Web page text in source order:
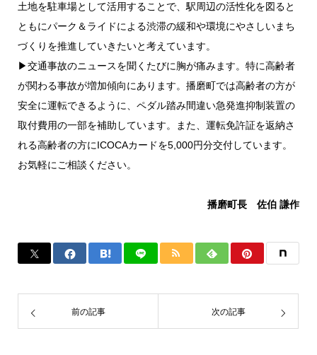
土地を駐車場として活用することで、駅周辺の活性化を図ると
ともにパーク＆ライドによる渋滞の緩和や環境にやさしいまち
づくりを推進していきたいと考えています。
▶交通事故のニュースを聞くたびに胸が痛みます。特に高齢者
が関わる事故が増加傾向にあります。播磨町では高齢者の方が
安全に運転できるように、ペダル踏み間違い急発進抑制装置の
取付費用の一部を補助しています。また、運転免許証を返納さ
れる高齢者の方にICOCAカードを5,000円分交付しています。
お気軽にご相談ください。
播磨町長 佐伯 謙作
前の記事 次の記事